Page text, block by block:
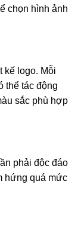
chọn hình ảnh
kế logo. Mỗi
thể tác động
sắc phù hợp
phải độc đáo
hứng quá mức